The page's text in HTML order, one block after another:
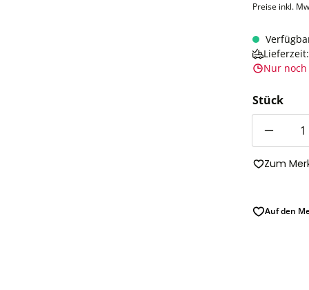
Preise inkl.
Nur
Stück
Zum
Auf den